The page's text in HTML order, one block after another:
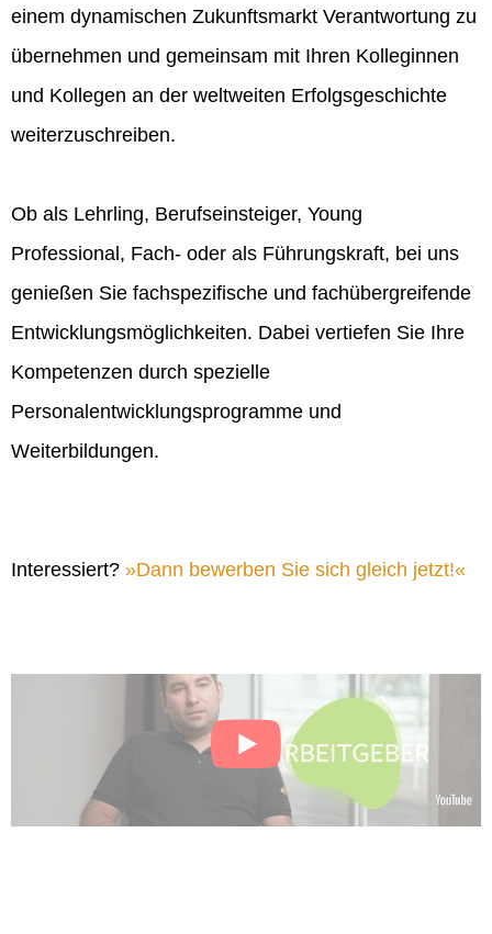
einem dynamischen Zukunftsmarkt Verantwortung zu
übernehmen und gemeinsam mit Ihren Kolleginnen
und Kollegen an der weltweiten Erfolgsgeschichte
weiterzuschreiben.
Ob als Lehrling, Berufseinsteiger, Young
Professional, Fach- oder als Führungskraft, bei uns
genießen Sie fachspezifische und fachübergreifende
Entwicklungsmöglichkeiten. Dabei vertiefen Sie Ihre
Kompetenzen durch spezielle
Personalentwicklungsprogramme und
Weiterbildungen.
Interessiert? Dann bewerben Sie sich gleich jetzt!